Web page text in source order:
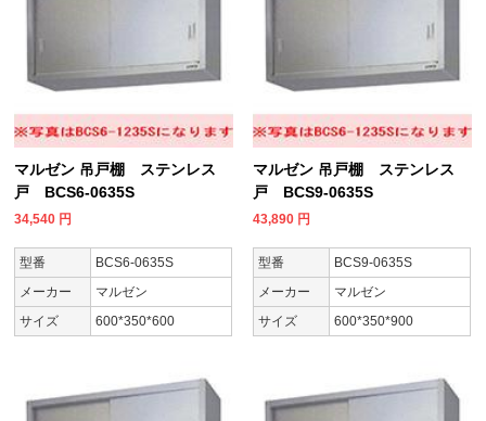
マルゼン 吊戸棚 ステンレス
戸 BCS6-0635S
34,540 円
型番
BCS6-0635S
メーカー
マルゼン
サイズ
600*350*600
マルゼン 吊戸棚 ステンレス
戸 BCS9-0635S
43,890 円
型番
BCS9-0635S
メーカー
マルゼン
サイズ
600*350*900